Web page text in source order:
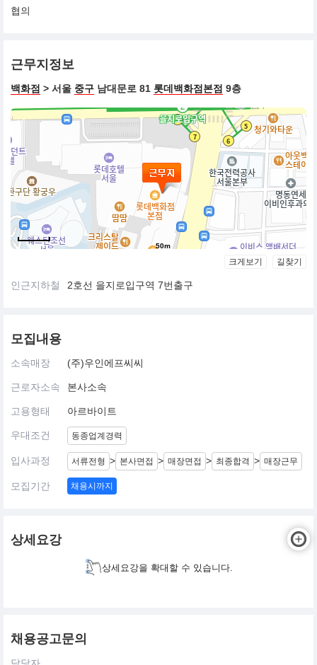
협의
근무지정보
백화점 > 서울 중구 남대문로 81 롯데백화점본점 9층
50m
크게보기 길찾기
인근지하철 2호선 을지로입구역 7번출구
모집내용
소속매장 (주)우인에프씨씨
근로자소속 본사소속
고용형태 아르바이트
우대조건 동종업계경력
입사과정 서류전형 > 본사면접 > 매장면접 > 최종합격 > 매장근무
모집기간 채용시까지
상세요강
상세요강을 확대할 수 있습니다.
채용공고문의